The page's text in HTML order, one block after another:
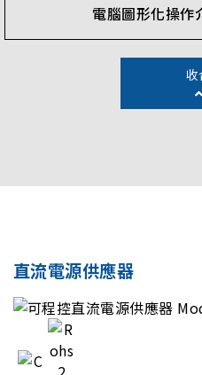
電腦圖形化操
收
直流電源供應器